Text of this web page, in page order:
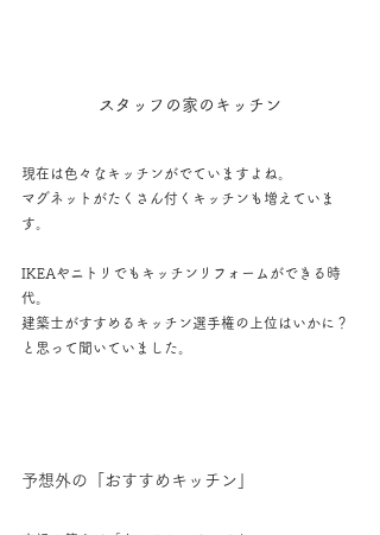
スタッフの家のキッチン
現在は色々なキッチンがでていますよね。
マグネットがたくさん付くキッチンも増えていま
す。
IKEAやニトリでもキッチンリフォームができる時
代。
建築士がすすめるキッチン選手権の上位はいかに？
と思って聞いていました。
予想外の「おすすめキッチン」